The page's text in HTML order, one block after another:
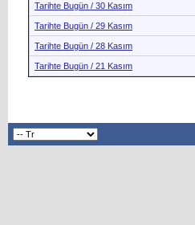
Tarihte Bugün / 30 Kasım
Tarihte Bugün / 29 Kasım
Tarihte Bugün / 28 Kasım
Tarihte Bugün / 21 Kasım